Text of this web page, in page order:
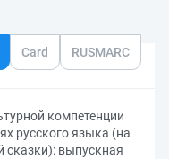
Card RUSMARC
компетенции
русского языка (на
сказки): выпускная